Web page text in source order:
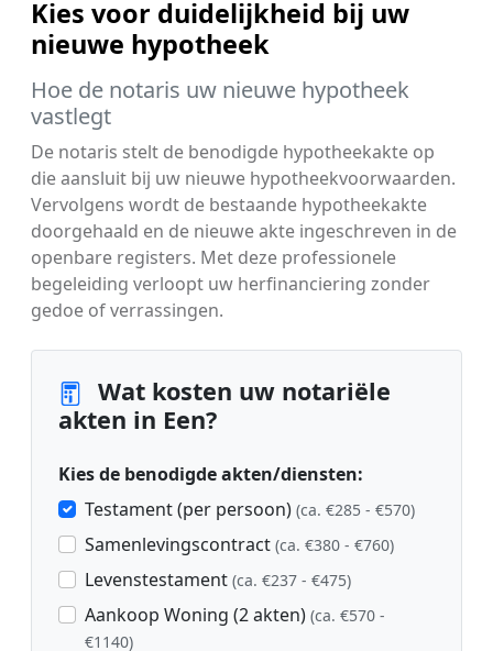
Kies voor duidelijkheid bij uw
nieuwe hypotheek
Hoe de notaris uw nieuwe hypotheek
vastlegt
De notaris stelt de benodigde hypotheekakte op
die aansluit bij uw nieuwe hypotheekvoorwaarden.
Vervolgens wordt de bestaande hypotheekakte
doorgehaald en de nieuwe akte ingeschreven in de
openbare registers. Met deze professionele
begeleiding verloopt uw herfinanciering zonder
gedoe of verrassingen.
Wat kosten uw notariële
akten in Een?
Kies de benodigde akten/diensten:
Testament (per persoon) (ca. €285 - €570)
Samenlevingscontract (ca. €380 - €760)
Levenstestament (ca. €237 - €475)
Aankoop Woning (2 akten) (ca. €570 -
€1140)